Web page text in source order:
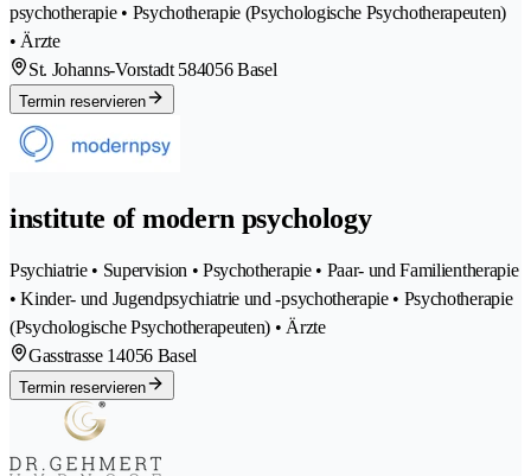
psychotherapie • Psychotherapie (Psychologische Psychotherapeuten)
• Ärzte
St. Johanns-Vorstadt 584056 Basel
Termin reservieren
institute of modern psychology
Psychiatrie • Supervision • Psychotherapie • Paar- und Familientherapie
• Kinder- und Jugendpsychiatrie und -psychotherapie • Psychotherapie
(Psychologische Psychotherapeuten) • Ärzte
Gasstrasse 14056 Basel
Termin reservieren